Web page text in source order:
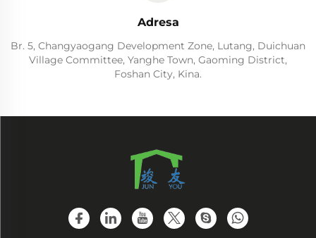
Adresa
Br. 5, Changyaogang Development Zone, Lutang, Duichuan
Village Committee, Yanghe Town, Gaoming District,
Foshan City, Kina.